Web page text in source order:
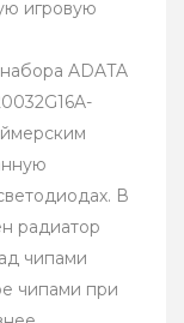
игровую
ADATA
В
радиатор
чипами
чипами при